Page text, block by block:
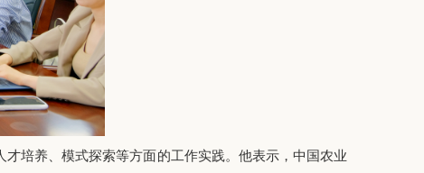
培养、模式探索等方面的工作实践。他表示，中国农业